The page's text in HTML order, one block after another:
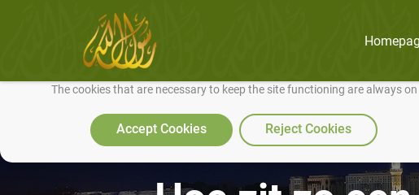
We use cookies to make our site work well for you and so we can continually
The cookies that are necessary to keep the site functioning are always on
Accept Cookies Reject Cookies